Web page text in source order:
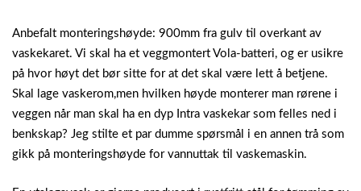
Anbefalt monteringshøyde: 900mm fra gulv til overkant av
vaskekaret. Vi skal ha et veggmontert Vola-batteri, og er usikre
på hvor høyt det bør sitte for at det skal være lett å betjene.
Skal lage vaskerom,men hvilken høyde monterer man rørene i
veggen når man skal ha en dyp Intra vaskekar som felles ned i
benkskap? Jeg stilte et par dumme spørsmål i en annen trå som
gikk på monteringshøyde for vannuttak til vaskemaskin.